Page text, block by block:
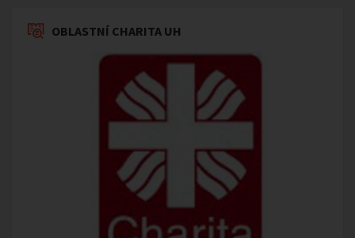
OBLASTNÍ CHARITA UH